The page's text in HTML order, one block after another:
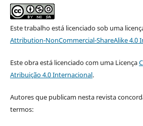
Este trabalho está licenciado sob uma
Attribution-NonCommercial-ShareAlike 4.0
Este obra está licenciado com uma Licença
Atribuição 4.0 Internacional.
Autores que publicam nesta revista
termos: